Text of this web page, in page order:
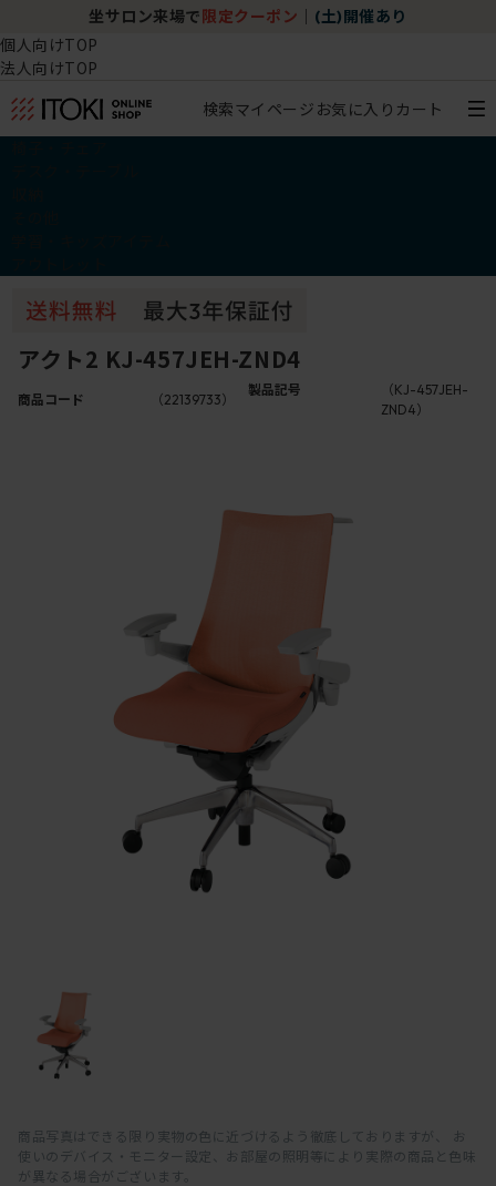
坐サロン来場で 限定クーポン (土)開催あり
個人向けTOP
法人向けTOP
検索マイページ お気に入り カート
アクト2 KJ-457JEH-ZND4
商品コード （22139733）
製品記号
（KJ-457JEH-
ZND4）
商品写真はできる限り実物の色に近づけるよう徹底しておりますが、 お
使いのデバイス・モニター設定、お部屋の照明等により実際の商品と色味
が異なる場合がございます。